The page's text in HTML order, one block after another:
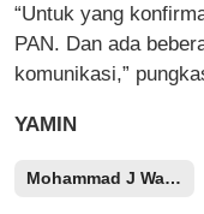
“Untuk yang
PAN. Dan ada
komunikasi,”
YAMIN
Mohammad J Wartabone